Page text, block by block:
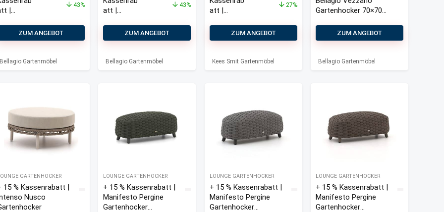
|
43%
ZUM ANGEBOT
Bellagio Gartenmöbel
att |
Gartenhoc
cm
43%
ZUM ANGEBOT
Bellagio Gartenmöbel
att |
Ummari
Lounge
ker
27%
ZUM ANGEBOT
Kees Smit Gartenmöbel
Gartenhocker 70×70
ZUM ANGEBOT
Bellagio Gartenmöbel
GARTENHOCKER
15 % Kassenrabatt |
Nusco
LOUNGE GARTENHOCKER
+ 15 % Kassenrabatt |
Manifesto Pergine
Gartenhocker
LOUNGE GARTENHOCKER
+ 15 % Kassenrabatt |
Manifesto Pergine
Gartenhocker
LOUNGE GARTENHOCKER
+ 15 % Kassenrabatt |
Manifesto Pergine
Gartenhocker